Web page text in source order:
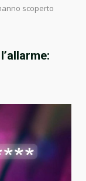
scoperto